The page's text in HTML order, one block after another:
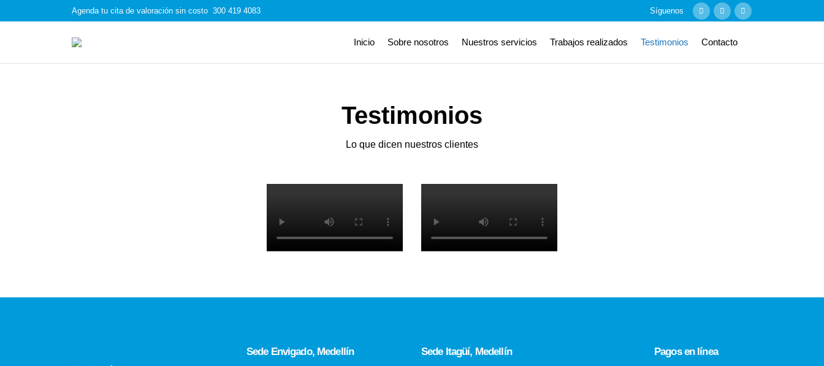
Agenda tu cita de valoración sin costo 300 419 4083 Síguenos
Inicio Sobre nosotros Nuestros servicios Trabajos realizados Testimonios Contacto
Testimonios
Lo que dicen nuestros clientes
Sede Envigado, Medellín Sede Itagüí, Medellín Pagos en línea